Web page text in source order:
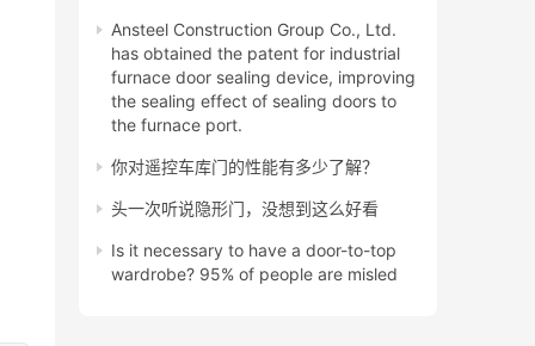
Ansteel Construction Group Co., Ltd.
has obtained the patent for industrial
furnace door sealing device, improving
the sealing effect of sealing doors to
the furnace port.
你对遥控车库门的性能有多少了解？
头一次听说隐形门，没想到这么好看
Is it necessary to have a door-to-top
wardrobe? 95% of people are misled